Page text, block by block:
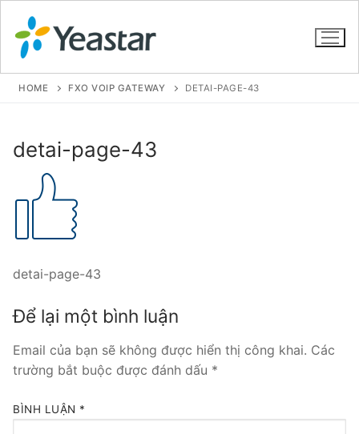
GIỚI THIỆU
SẢN PHẨM
VOIP PBX FOR SME
Tổng đài VoIP Yeastar S20
Tổng đài VoIP Yeastar S50
Tổng đài VoIP Yeastar S100
HOSTED PHONE SYSTEM
HOME FXO VOIP GATEWAY DETAI-PAGE-43
detai-page-43
detai-page-43
Để lại một bình luận
Email của bạn sẽ không được hiển thị công khai. Các
trường bắt buộc được đánh dấu *
BÌNH LUẬN *